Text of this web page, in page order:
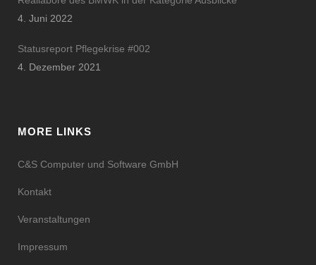
4. Juni 2022
Statusreport Pflegekrise #002
4. Dezember 2021
MORE LINKS
C&S Computer und Software GmbH
Kontakt
Veranstaltungen
Impressum